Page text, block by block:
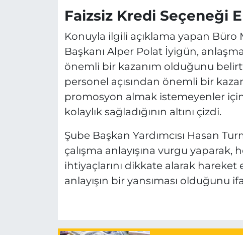
Faizsiz Kredi Seçeneği
Konuyla ilgili açıklama yapan Büro
Başkanı Alper Polat İyigün,
önemli bir kazanım olduğunu
personel açısından önemli bir
promosyon almak istemeyenler
kolaylık sağladığının altını çizdi.
Şube Başkan Yardımcısı Hasan
çalışma anlayışına vurgu
ihtiyaçlarını dikkate alarak
anlayışın bir yansıması olduğunu